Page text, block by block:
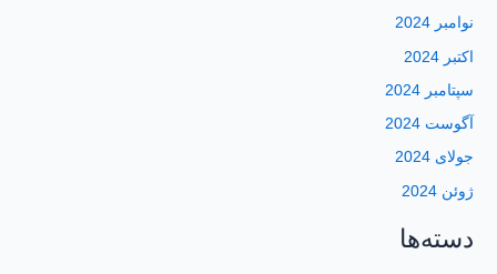
نوامبر 2024
اکتبر 2024
سپتامبر 2024
آگوست 2024
جولای 2024
ژوئن 2024
دسته‌ها